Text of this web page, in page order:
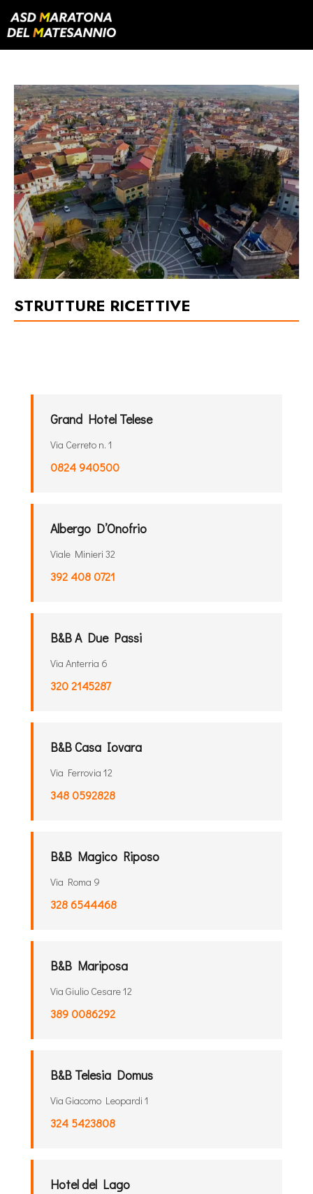
STRUTTURE RICETTIVE
Grand Hotel Telese
Via Cerreto n. 1
0824 940500
Albergo D’Onofrio
Viale Minieri 32
392 408 0721
B&B A Due Passi
Via Anterria 6
320 2145287
B&B Casa Iovara
Via Ferrovia 12
348 0592828
B&B Magico Riposo
Via Roma 9
328 6544468
B&B Mariposa
Via Giulio Cesare 12
389 0086292
B&B Telesia Domus
Via Giacomo Leopardi 1
324 5423808
Hotel del Lago